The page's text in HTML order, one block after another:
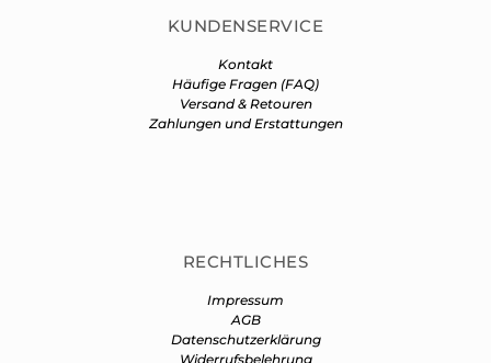
KUNDENSERVICE
Kontakt
Häufige Fragen (FAQ)
Versand & Retouren
Zahlungen und Erstattungen
RECHTLICHES
Impressum
AGB
Datenschutzerklärung
Widerrufsbelehrung